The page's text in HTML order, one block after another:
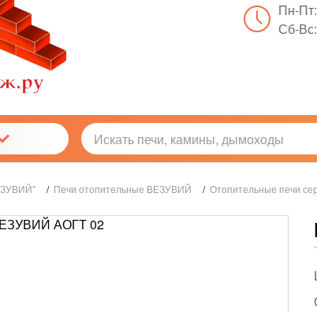
Пн-Пт:
Сб-Вс:
/ Печи отопительные ВЕЗУВИЙ / Отопительные печи